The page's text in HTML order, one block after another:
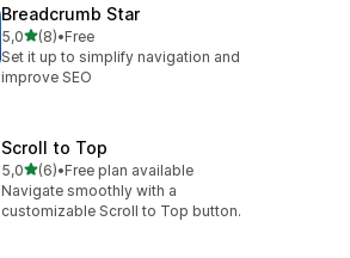
Breadcrumb Star
5,0na 5 gwiazdek
(8)
Łączna liczba recenzji: 8
•Free
Set it up to simplify navigation and
improve SEO
Scroll to Top
5,0na 5 gwiazdek
(6)
Łączna liczba recenzji: 6
•Free plan available
Navigate smoothly with a
customizable Scroll to Top button.